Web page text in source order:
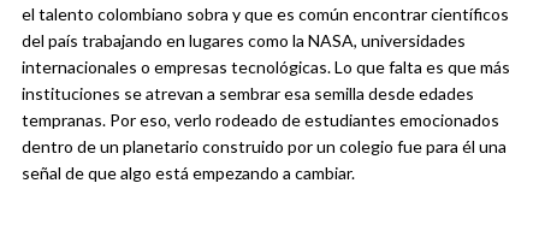
el talento colombiano sobra y que es común encontrar científicos
del país trabajando en lugares como la NASA, universidades
internacionales o empresas tecnológicas. Lo que falta es que más
instituciones se atrevan a sembrar esa semilla desde edades
tempranas. Por eso, verlo rodeado de estudiantes emocionados
dentro de un planetario construido por un colegio fue para él una
señal de que algo está empezando a cambiar.